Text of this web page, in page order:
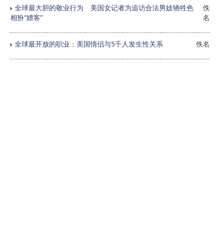
全球最大胆的敬业行为 美国女记者为追访合法男妓牺牲色
相扮“嫖客”
佚
名
全球最开放的职业：美国情侣与5千人发生性关系 佚名